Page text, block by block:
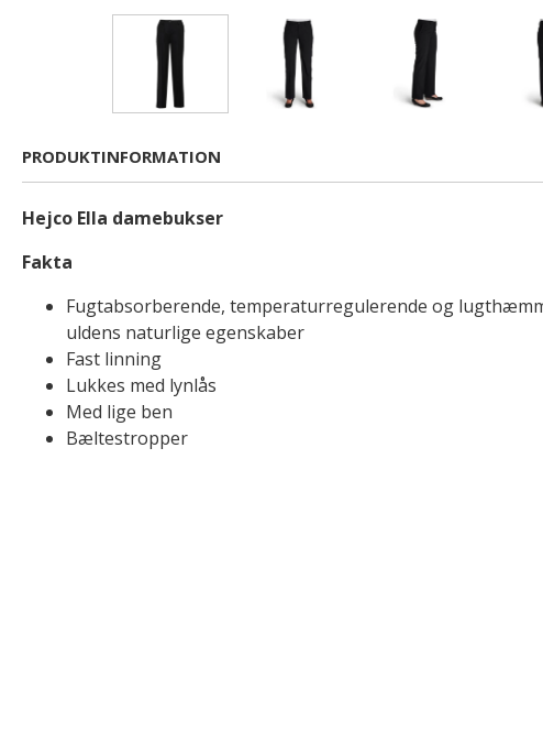
PRODUKTINFORMATION
Hejco Ella damebukser
Fakta
Fugtabsorberende, temperaturregulerende og
uldens naturlige egenskaber
Fast linning
Lukkes med lynlås
Med lige ben
Bæltestropper